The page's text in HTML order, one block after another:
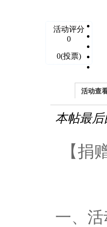
活动评分
0
0(投票)
活动查
本帖最
【捐
一、